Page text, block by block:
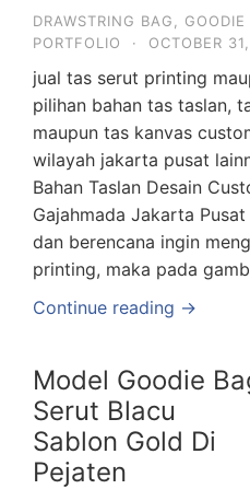
DRAWSTRING BAG
PORTFOLIO
· OCTOBER
jual tas serut printing
pilihan bahan tas taslan,
maupun tas kanvas
wilayah jakarta pusat
Bahan Taslan Desain
Gajahmada Jakarta
dan berencana ingin
printing, maka pada
Continue reading →
Model Goodie
Serut Blacu
Sablon Gold Di
Pejaten